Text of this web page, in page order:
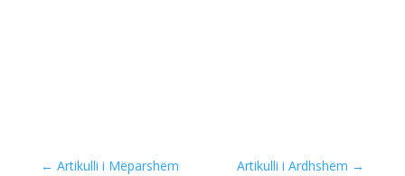
← Artikulli i Mëparshëm Artikulli i Ardhshëm →